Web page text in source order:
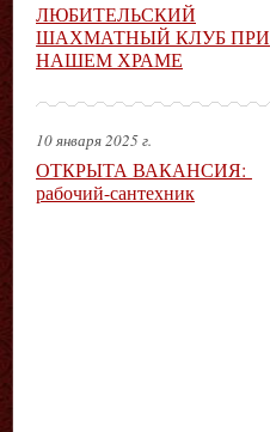
ЛЮБИТЕЛЬСКИЙ
ШАХМАТНЫЙ КЛУБ ПРИ
НАШЕМ ХРАМЕ
10 января 2025 г.
ОТКРЫТА ВАКАНСИЯ:
рабочий-сантехник